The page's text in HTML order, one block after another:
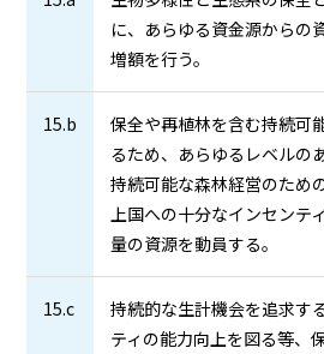
に、あらゆる資金源からの
増額を行う。
15.b
保全や再植林を含む持続可
るため、あらゆるレベルの
持続可能な森林経営のため
上国への十分なインセンテ
量の資源を動員する。
15.c
持続的な生計機会を追求す
ティの能力向上を図る等、